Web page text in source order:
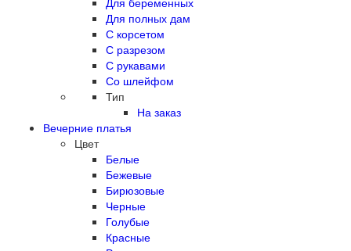
Для полных дам
С корсетом
С разрезом
С рукавами
Со шлейфом
Тип
На заказ
Вечерние платья
Цвет
Белые
Бежевые
Бирюзовые
Черные
Голубые
Красные